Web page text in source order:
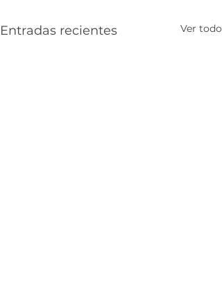
Entradas recientes Ver todo